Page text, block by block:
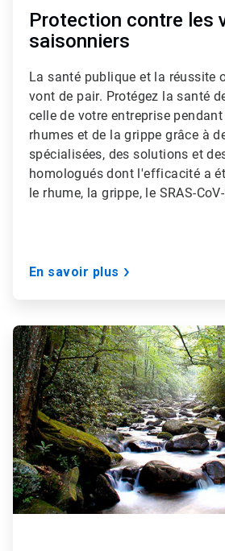
Protection contre les
saisonniers
La santé publique et la réussite
vont de pair. Protégez la santé
celle de votre entreprise
rhumes et de la grippe grâce à
spécialisées, des solutions et
homologués dont l'efficacité a
le rhume, la grippe, le SRAS-
En savoir plus
ArticleTile
2
de
3